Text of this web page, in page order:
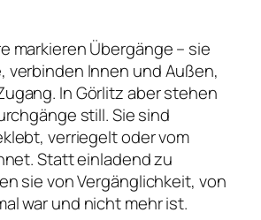
markieren Übergänge – sie
verbinden Innen und Außen,
In Görlitz aber stehen
still. Sie sind
verriegelt oder vom
Statt einladend zu
sie von Vergänglichkeit, von
war und nicht mehr ist.